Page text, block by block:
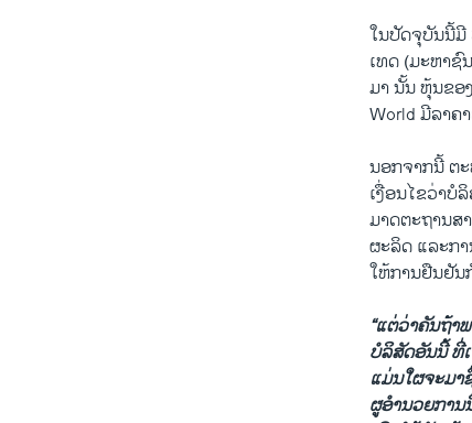
ໃນ​ປັດ​ຈຸ​ບັນ​ນີ້​ມີ
ເທດ (ມະຫາຊົ
ມາ ນັ້ນ ຫຸ້ນ​ຂອ
World ມີ​ລາຄ
ນອກຈາກ​ນີ້ ຕ
ເງື່ອນ​ໄຂ​ວ່າ​
ມາດຕະຖານ​ສ
ຜະລິດ ແລະກ
ໃຫ້ການຢືນຢັນ
“ແຕ່ວ່າຄັນຖ້າ
ບໍລິສັດອັນນີ້ ທີ່
ແມ່ນໃຜຈະມາ
ຜູອຳນວຍການ